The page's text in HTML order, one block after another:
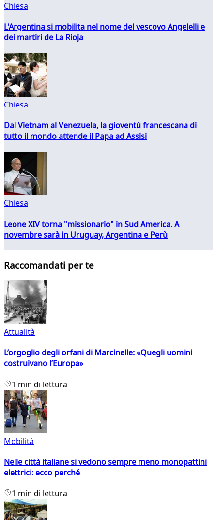
Chiesa
L'Argentina si mobilita nel nome del vescovo Angelelli e
dei martiri de La Rioja
Chiesa
Dal Vietnam al Venezuela, la gioventù francescana di
tutto il mondo attende il Papa ad Assisi
Chiesa
Leone XIV torna "missionario" in Sud America. A
novembre sarà in Uruguay, Argentina e Perù
Raccomandati per te
Attualità
L’orgoglio degli orfani di Marcinelle: «Quegli uomini
costruivano l’Europa»
1 min di lettura
Mobilità
Nelle città italiane si vedono sempre meno monopattini
elettrici: ecco perché
1 min di lettura